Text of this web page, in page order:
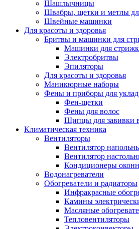
Шашлычницы
Швабры, щетки и метлы
Швейные машинки
Для красоты и здоровья
Бритвы и машинки для
Машинки для
Электробритвы
Эпиляторы
Для красоты и здоровья
Маникюрные наборы
Фены и приборы для
Фен-щетки
Фены для волос
Щипцы для завивки
Климатическая техника
Вентиляторы
Вентилятор
Вентилятор
Кондиционеры
Водонагреватели
Обогреватели и радиаторы
Инфракрасные
Камины
Масляные
Тепловентиляторы